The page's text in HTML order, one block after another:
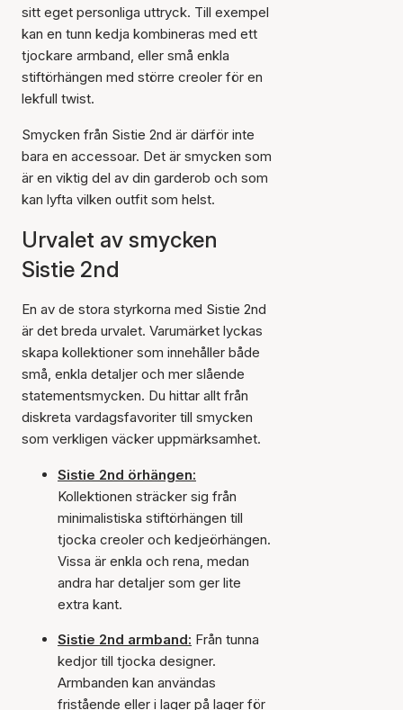
sitt eget personliga uttryck. Till exempel
kan en tunn kedja kombineras med ett
tjockare armband, eller små enkla
stiftörhängen med större creoler för en
lekfull twist.
Smycken från Sistie 2nd är därför inte
bara en accessoar. Det är smycken som
är en viktig del av din garderob och som
kan lyfta vilken outfit som helst.
Urvalet av smycken
Sistie 2nd
En av de stora styrkorna med Sistie 2nd
är det breda urvalet. Varumärket lyckas
skapa kollektioner som innehåller både
små, enkla detaljer och mer slående
statementsmycken. Du hittar allt från
diskreta vardagsfavoriter till smycken
som verkligen väcker uppmärksamhet.
Sistie 2nd örhängen:
Kollektionen sträcker sig från
minimalistiska stiftörhängen till
tjocka creoler och kedjeörhängen.
Vissa är enkla och rena, medan
andra har detaljer som ger lite
extra kant.
Sistie 2nd armband: Från tunna
kedjor till tjocka designer.
Armbanden kan användas
fristående eller i lager på lager för